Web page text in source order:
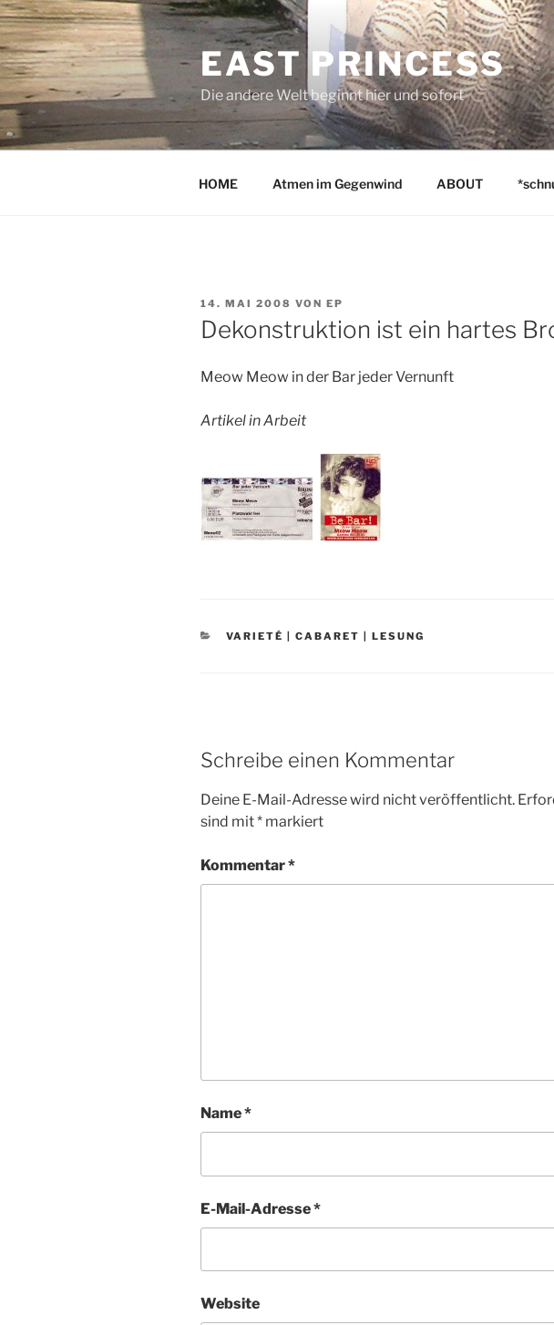
Zum
Inhalt
springen
EAST PRINCESS
Die andere Welt beginnt hier und sofort
HOME Atmen im Gegenwind ABOUT
VERÖFFENTLICHT
AM
14. MAI 2008 VON EP
Dekonstruktion ist ein hartes
Meow Meow in der Bar jeder Vernunft
Artikel in Arbeit
KATEGORIEN
VARIETÉ | CABARET | LESUNG
Schreibe einen Kommentar
Deine E-Mail-Adresse wird nicht veröffentlicht.
sind mit* markiert
Kommentar*
Name*
E-Mail-Adresse*
Website